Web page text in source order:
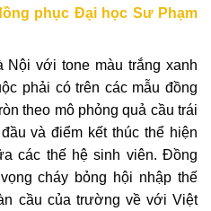
phục Đại học Sư Phạm
với tone màu trắng xanh
phải có trên các mẫu đồng
theo mô phỏng quả cầu trái
và điểm kết thúc thể hiện
các thế hệ sinh viên. Đồng
cháy bỏng hội nhập thế
cầu của trường về với Việt